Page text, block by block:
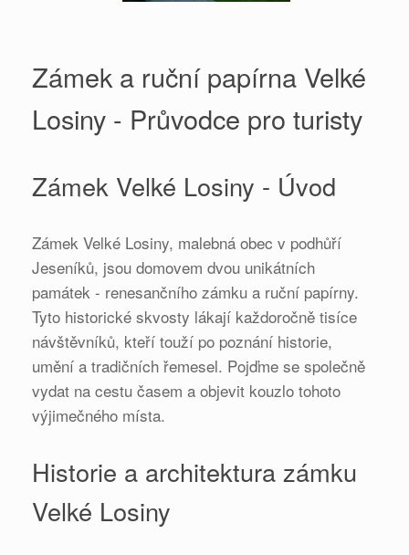
Zámek a ruční papírna Velké
Losiny - Průvodce pro turisty
Zámek Velké Losiny - Úvod
Zámek Velké Losiny, malebná obec v podhůří
Jeseníků, jsou domovem dvou unikátních
památek - renesančního zámku a ruční papírny.
Tyto historické skvosty lákají každoročně tisíce
návštěvníků, kteří touží po poznání historie,
umění a tradičních řemesel. Pojďme se společně
vydat na cestu časem a objevit kouzlo tohoto
výjimečného místa.
Historie a architektura zámku
Velké Losiny